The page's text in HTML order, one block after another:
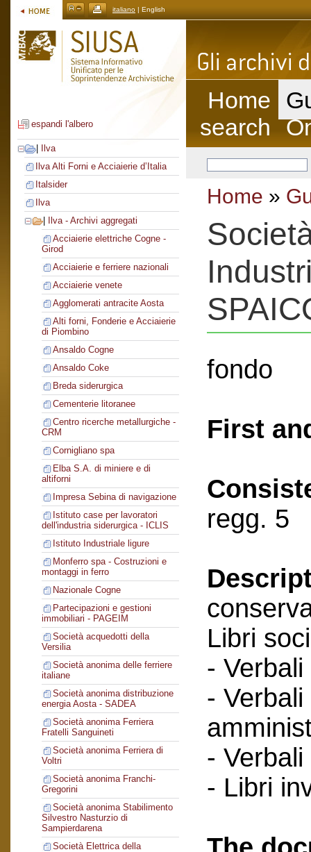
italiano | English
espandi l'albero
Ilva
Ilva Alti Forni e Acciaierie d’Italia
Italsider
Ilva
Ilva - Archivi aggregati
Acciaierie elettriche Cogne -
Girod
Acciaierie e ferriere nazionali
Acciaierie venete
Agglomerati antracite Aosta
Alti forni, Fonderie e Acciaierie
di Piombino
Ansaldo Cogne
Ansaldo Coke
Breda siderurgica
Cementerie litoranee
Centro ricerche metallurgiche -
CRM
Cornigliano spa
Elba S.A. di miniere e di
altiforni
Impresa Sebina di navigazione
Istituto case per lavoratori
dell'industria siderurgica - ICLIS
Istituto Industriale ligure
Monferro spa - Costruzioni e
montaggi in ferro
Nazionale Cogne
Partecipazioni e gestioni
immobiliari - PAGEIM
Società acquedotti della
Versilia
Società anonima delle ferriere
italiane
Società anonima distribuzione
energia Aosta - SADEA
Società anonima Ferriera
Fratelli Sanguineti
Società anonima Ferriera di
Voltri
Società anonima Franchi-
Gregorini
Società anonima Stabilimento
Silvestro Nasturzio di
Sampierdarena
Società Elettrica della
Home
search
Home »
fondo
First
regg. 5
Libri
-
-
-
- Libri